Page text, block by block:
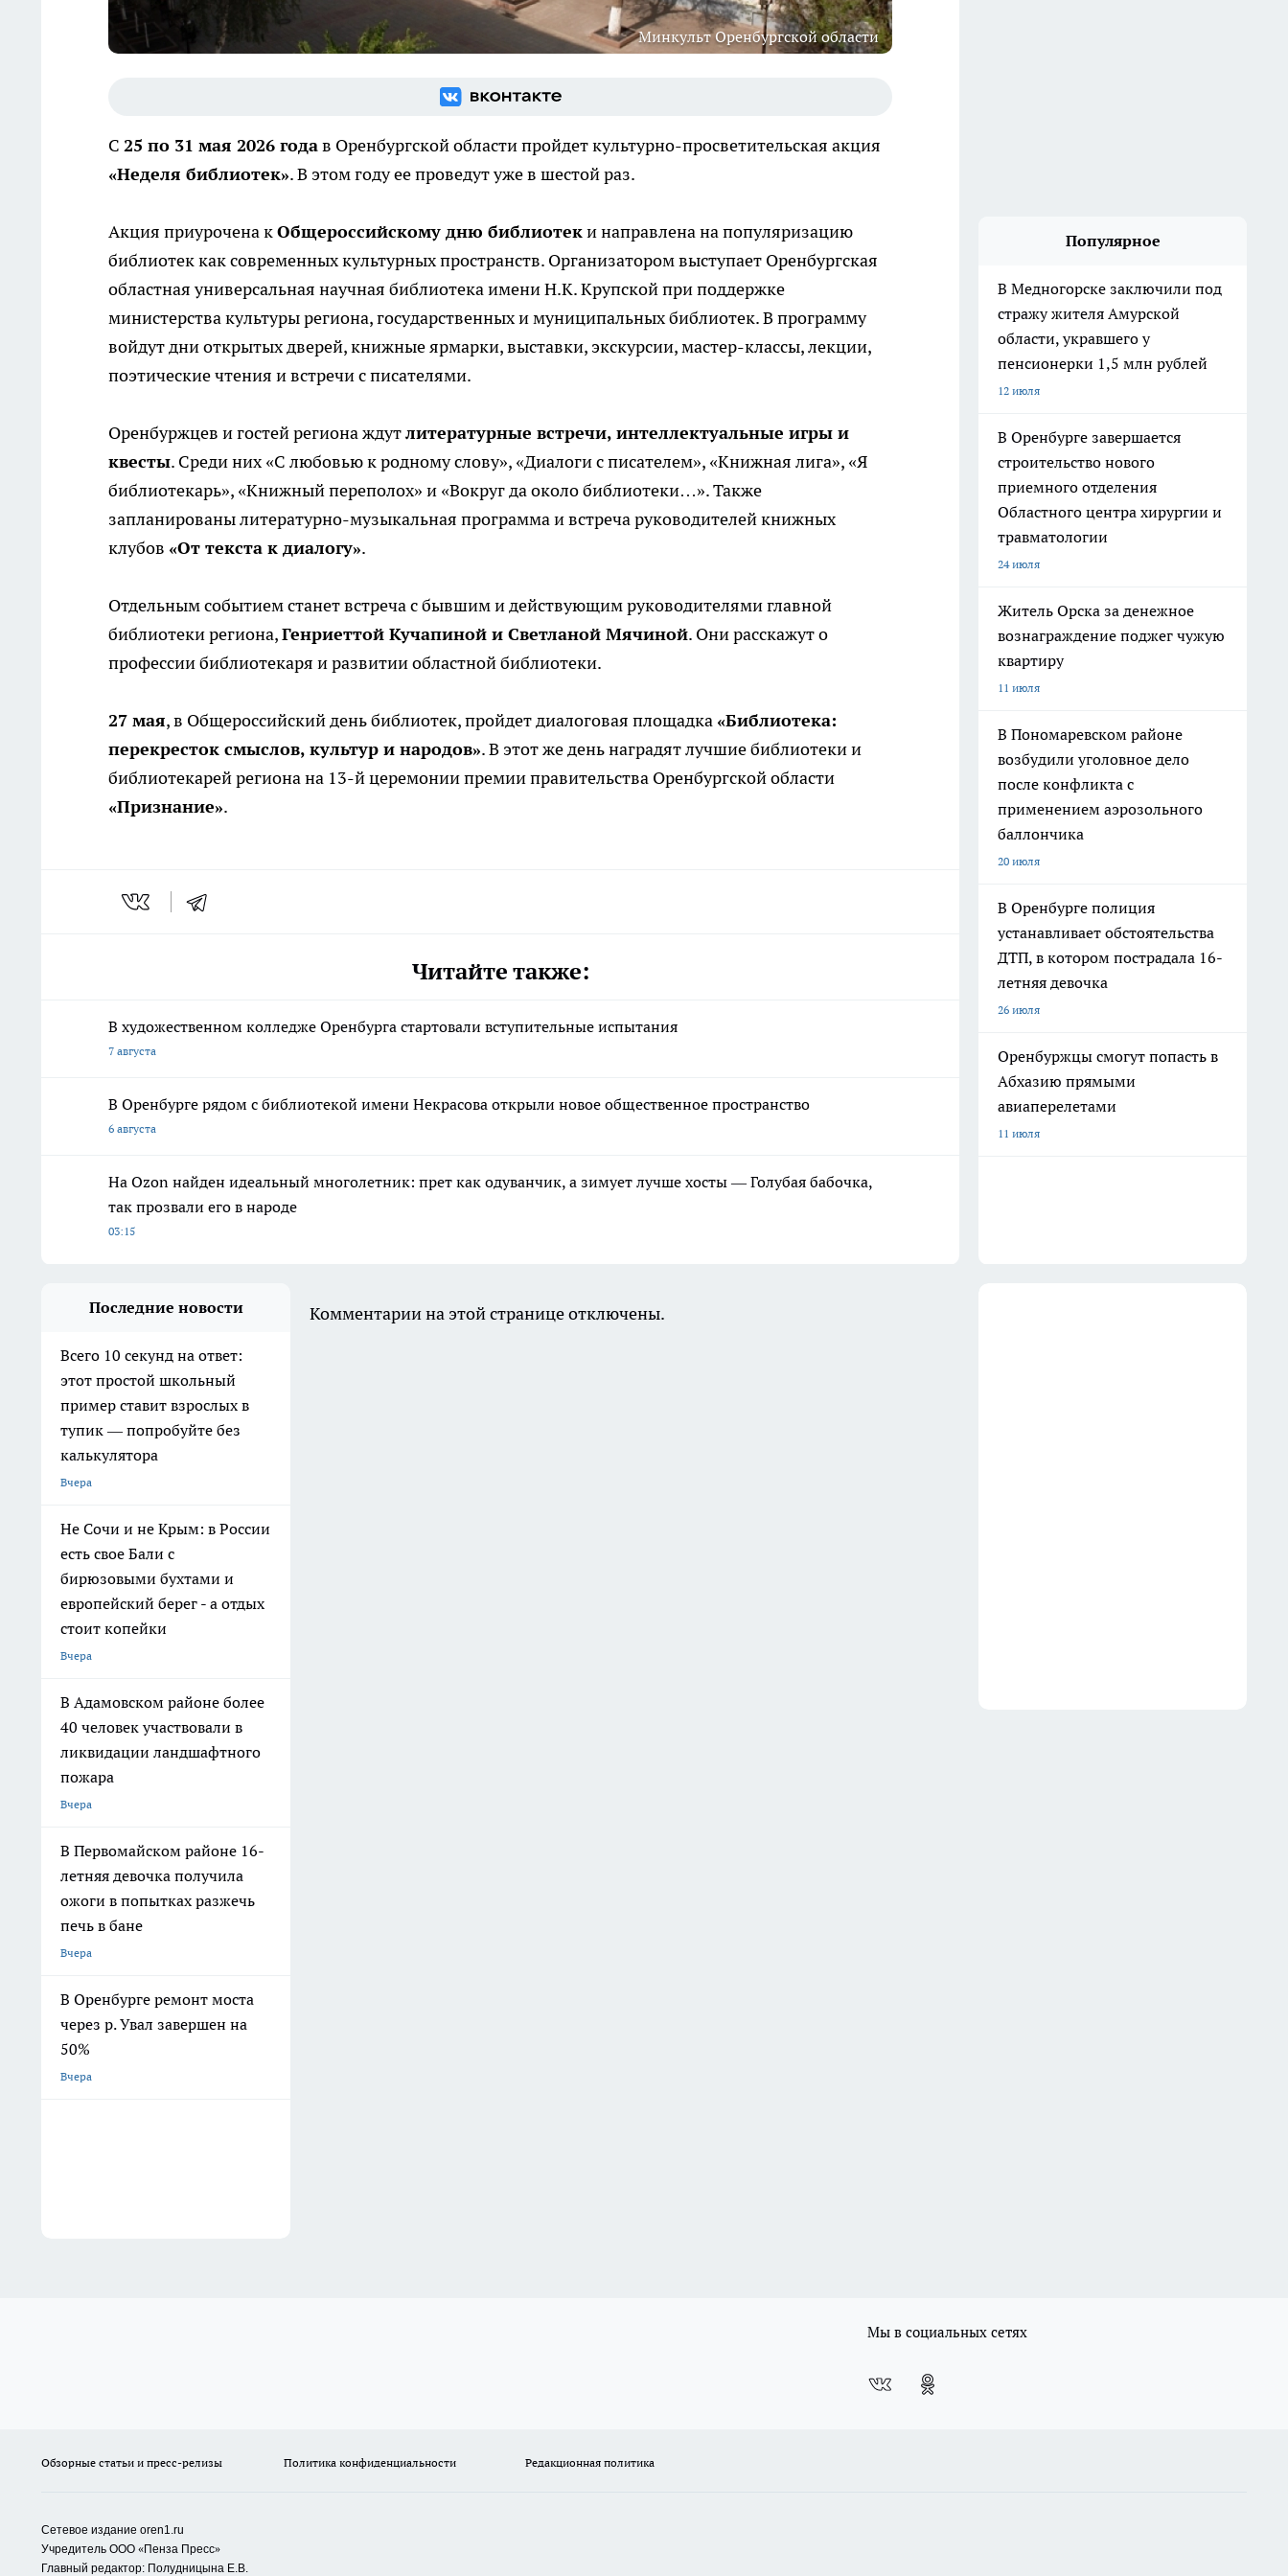
Минкульт Оренбургской области
С 25 по 31 мая 2026 годав Оренбургской области пройдет культурно-просветительская акция
«Неделя библиотек». В этом году ее проведут уже в шестой раз.
Акция приурочена кОбщероссийскому дню библиотеки направлена на популяризацию
библиотек как современных культурных пространств. Организатором выступает Оренбургская
областная универсальная научная библиотека имени Н.К. Крупской при поддержке
министерства культуры региона, государственных и муниципальных библиотек. В программу
войдут дни открытых дверей, книжные ярмарки, выставки, экскурсии, мастер-классы, лекции,
поэтические чтения и встречи с писателями.
Оренбуржцев и гостей региона ждутлитературные встречи, интеллектуальные игры и
квесты. Среди них «С любовью к родному слову», «Диалоги с писателем», «Книжная лига», «Я
библиотекарь», «Книжный переполох» и «Вокруг да около библиотеки…». Также
запланированы литературно-музыкальная программа и встреча руководителей книжных
клубов «От текста к диалогу».
Отдельным событием станет встреча с бывшим и действующим руководителями главной
библиотеки региона,Генриеттой Кучапиной и Светланой Мячиной. Они расскажут о
профессии библиотекаря и развитии областной библиотеки.
27 мая, в Общероссийский день библиотек, пройдет диалоговая площадка «Библиотека:
перекресток смыслов, культур и народов». В этот же день наградят лучшие библиотеки и
библиотекарей региона на 13-й церемонии премии правительства Оренбургской области
«Признание».
Читайте также:
В художественном колледже Оренбурга стартовали вступительные испытания
7 августа
В Оренбурге рядом с библиотекой имени Некрасова открыли новое общественное пространство
6 августа
На Ozon найден идеальный многолетник: прет как одуванчик, а зимует лучше хосты — Голубая бабочка,
так прозвали его в народе
03:15
Популярное
В Медногорске заключили под
стражу жителя Амурской
области, укравшего у
пенсионерки 1,5 млн рублей
12 июля
В Оренбурге завершается
строительство нового
приемного отделения
Областного центра хирургии и
травматологии
24 июля
Житель Орска за денежное
вознаграждение поджег чужую
квартиру
11 июля
В Пономаревском районе
возбудили уголовное дело
после конфликта с
применением аэрозольного
баллончика
20 июля
В Оренбурге полиция
устанавливает обстоятельства
ДТП, в котором пострадала 16-
летняя девочка
26 июля
Оренбуржцы смогут попасть в
Абхазию прямыми
авиаперелетами
11 июля
Последние новости
Всего 10 секунд на ответ:
этот простой школьный
пример ставит взрослых в
тупик — попробуйте без
калькулятора
Вчера
Не Сочи и не Крым: в России
есть свое Бали с
бирюзовыми бухтами и
европейский берег - а отдых
стоит копейки
Вчера
В Адамовском районе более
40 человек участвовали в
ликвидации ландшафтного
пожара
Вчера
В Первомайском районе 16-
летняя девочка получила
ожоги в попытках разжечь
печь в бане
Вчера
В Оренбурге ремонт моста
через р. Увал завершен на
50%
Вчера
Комментарии на этой странице отключены.
Мы в социальных сетях
Обзорные статьи и пресс-релизы Политика конфиденциальности Редакционная политика
Сетевое издание oren1.ru
Учредитель ООО «Пенза Пресс»
Главный редактор: Полудницына Е.В.